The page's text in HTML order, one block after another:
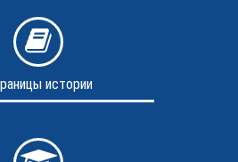
истории